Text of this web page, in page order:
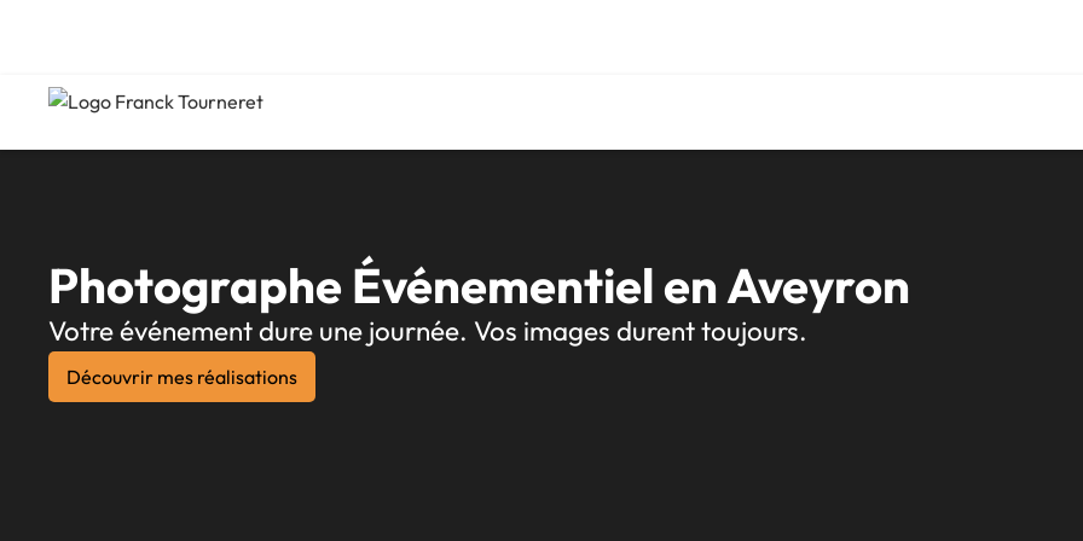
Accueil >Prestations Pour les professionnels
Photographe Événementiel en Aveyron
Votre événement dure une journée. Vos images durent toujours.
Découvrir mes réalisations